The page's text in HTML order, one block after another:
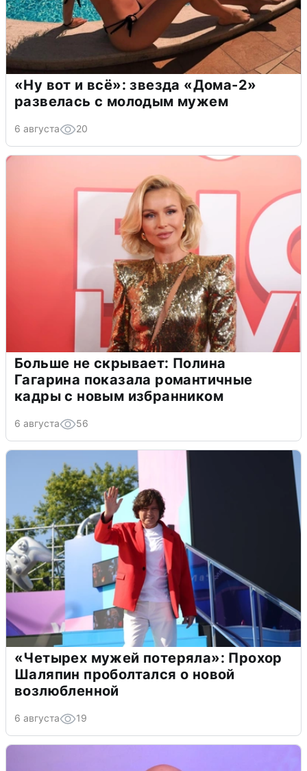
«Ну вот и всё»: звезда «Дома-2»
развелась с молодым мужем
6 августа 20
Больше не скрывает: Полина
Гагарина показала романтичные
кадры с новым избранником
6 августа 56
«Четырех мужей потеряла»: Прохор
Шаляпин проболтался о новой
возлюбленной
6 августа 19